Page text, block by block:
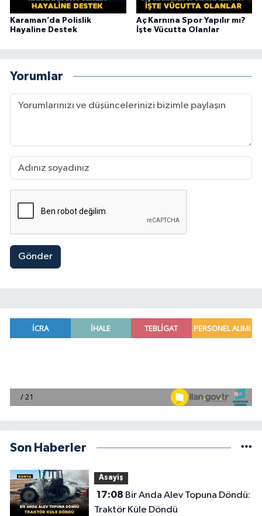
Karaman’da Polislik
Hayaline Destek
Aç Karnına Spor Yapılır mı?
İşte Vücutta Olanlar
Yorumlar
Gönder
Son Haberler
Asayiş
17:08
Traktör Küle Döndü